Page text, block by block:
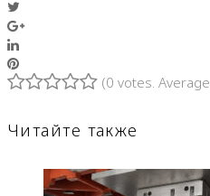
Google+
LinkedIn
Pinterest
(0 votes . Average
Читайте также